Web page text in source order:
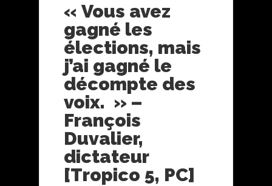
« Vous avez
gagné les
élections, mais
j’ai gagné le
décompte des
voix. » –
François
Duvalier,
dictateur
[Tropico 5, PC]